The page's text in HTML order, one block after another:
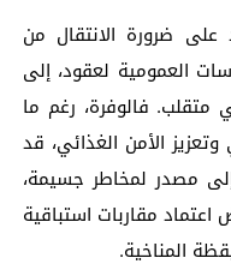
ضرورة الانتقال من
العمومية لعقود، إلى
فالوفرة، رغم ما
الأمن الغذائي، قد
مصدر لمخاطر جسيمة،
مقاربات استباقية
المناخية.